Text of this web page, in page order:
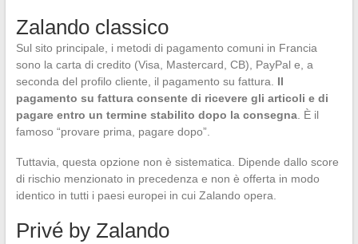
Zalando classico
Sul sito principale, i metodi di pagamento comuni in Francia
sono la carta di credito (Visa, Mastercard, CB), PayPal e, a
seconda del profilo cliente, il pagamento su fattura. Il
pagamento su fattura consente di ricevere gli articoli e di
pagare entro un termine stabilito dopo la consegna. È il
famoso “provare prima, pagare dopo”.
Tuttavia, questa opzione non è sistematica. Dipende dallo score
di rischio menzionato in precedenza e non è offerta in modo
identico in tutti i paesi europei in cui Zalando opera.
Privé by Zalando